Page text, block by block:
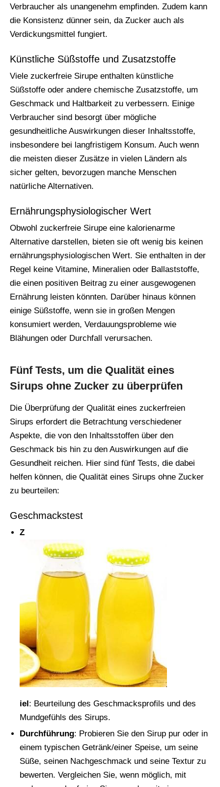
Verbraucher als unangenehm empfinden. Zudem kann
die Konsistenz dünner sein, da Zucker auch als
Verdickungsmittel fungiert.
Künstliche Süßstoffe und Zusatzstoffe
Viele zuckerfreie Sirupe enthalten künstliche
Süßstoffe oder andere chemische Zusatzstoffe, um
Geschmack und Haltbarkeit zu verbessern. Einige
Verbraucher sind besorgt über mögliche
gesundheitliche Auswirkungen dieser Inhaltsstoffe,
insbesondere bei langfristigem Konsum. Auch wenn
die meisten dieser Zusätze in vielen Ländern als
sicher gelten, bevorzugen manche Menschen
natürliche Alternativen.
Ernährungsphysiologischer Wert
Obwohl zuckerfreie Sirupe eine kalorienarme
Alternative darstellen, bieten sie oft wenig bis keinen
ernährungsphysiologischen Wert. Sie enthalten in der
Regel keine Vitamine, Mineralien oder Ballaststoffe,
die einen positiven Beitrag zu einer ausgewogenen
Ernährung leisten könnten. Darüber hinaus können
einige Süßstoffe, wenn sie in großen Mengen
konsumiert werden, Verdauungsprobleme wie
Blähungen oder Durchfall verursachen.
Fünf Tests, um die Qualität eines
Sirups ohne Zucker zu überprüfen
Die Überprüfung der Qualität eines zuckerfreien
Sirups erfordert die Betrachtung verschiedener
Aspekte, die von den Inhaltsstoffen über den
Geschmack bis hin zu den Auswirkungen auf die
Gesundheit reichen. Hier sind fünf Tests, die dabei
helfen können, die Qualität eines Sirups ohne Zucker
zu beurteilen:
Geschmackstest
Z
iel: Beurteilung des Geschmacksprofils und des
Mundgefühls des Sirups.
Durchführung: Probieren Sie den Sirup pur oder in
einem typischen Getränk/einer Speise, um seine
Süße, seinen Nachgeschmack und seine Textur zu
bewerten. Vergleichen Sie, wenn möglich, mit